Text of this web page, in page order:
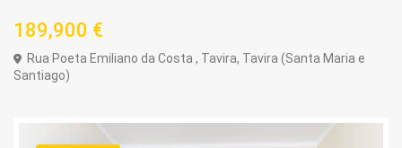
189,900 €
Rua Poeta Emiliano da Costa , Tavira, Tavira (Santa Maria e
Santiago)